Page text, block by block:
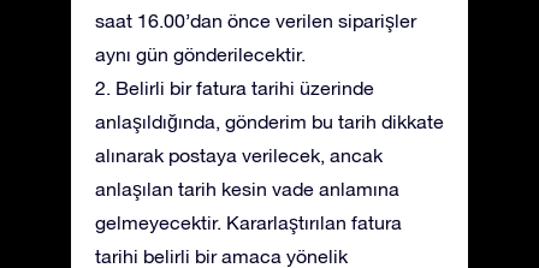
saat 16.00’dan önce verilen siparişler
aynı gün gönderilecektir.
2. Belirli bir fatura tarihi üzerinde
anlaşıldığında, gönderim bu tarih dikkate
alınarak postaya verilecek, ancak
anlaşılan tarih kesin vade anlamına
gelmeyecektir. Kararlaştırılan fatura
tarihi belirli bir amaca yönelik